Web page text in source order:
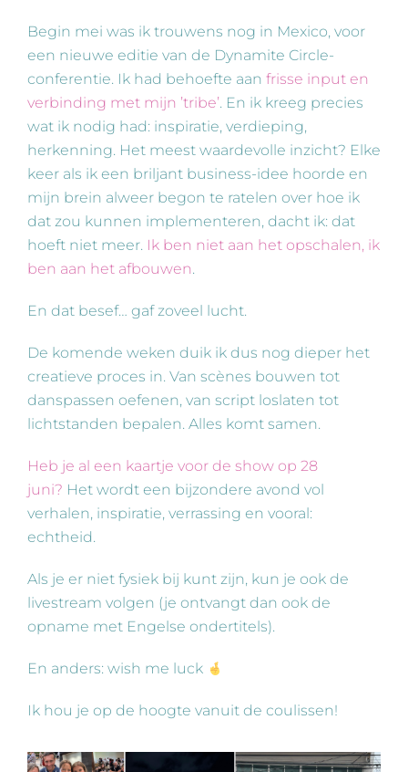
Begin mei was ik trouwens nog in Mexico, voor
een nieuwe editie van de Dynamite Circle-
conferentie. Ik had behoefte aan frisse input en
verbinding met mijn ’tribe’. En ik kreeg precies
wat ik nodig had: inspiratie, verdieping,
herkenning. Het meest waardevolle inzicht? Elke
keer als ik een briljant business-idee hoorde en
mijn brein alweer begon te ratelen over hoe ik
dat zou kunnen implementeren, dacht ik: dat
hoeft niet meer. Ik ben niet aan het opschalen, ik
ben aan het afbouwen.
En dat besef… gaf zoveel lucht.
De komende weken duik ik dus nog dieper het
creatieve proces in. Van scènes bouwen tot
danspassen oefenen, van script loslaten tot
lichtstanden bepalen. Alles komt samen.
Heb je al een kaartje voor de show op 28
juni? Het wordt een bijzondere avond vol
verhalen, inspiratie, verrassing en vooral:
echtheid.
Als je er niet fysiek bij kunt zijn, kun je ook de
livestream volgen (je ontvangt dan ook de
opname met Engelse ondertitels).
En anders: wish me luck
Ik hou je op de hoogte vanuit de coulissen!